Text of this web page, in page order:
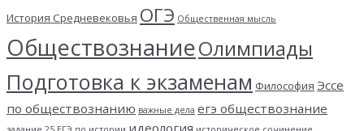
История Средневековья ОГЭ Общественная мысль
ОбществознаниеОлимпиады
Подготовка к экзаменам Философия Эссе
по обществознанию важные дела егэ обществознание